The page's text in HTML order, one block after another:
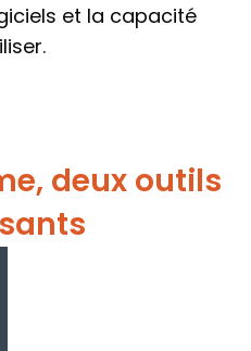
et la capacité
deux outils